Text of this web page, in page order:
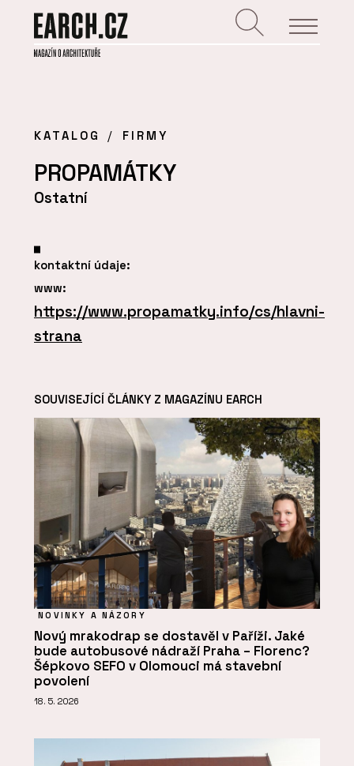
KATALOG FIRMY
PROPAMÁTKY
Ostatní
kontaktní údaje:
www:
https://www.propamatky.info/cs/hlavni-
strana
SOUVISEJÍCÍ ČLÁNKY Z MAGAZÍNU EARCH
NOVINKY A NÁZORY
Nový mrakodrap se dostavěl v Paříži. Jaké
bude autobusové nádraží Praha – Florenc?
Šépkovo SEFO v Olomouci má stavební
povolení
18. 5. 2026